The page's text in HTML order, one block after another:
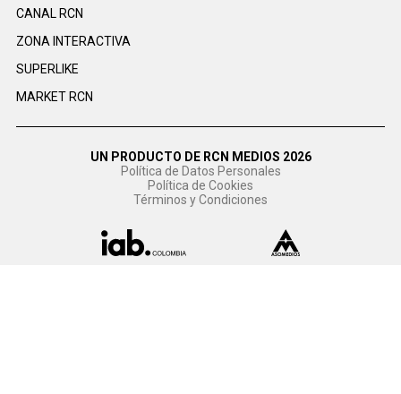
CANAL RCN
ZONA INTERACTIVA
SUPERLIKE
MARKET RCN
UN PRODUCTO DE RCN MEDIOS 2026
Política de Datos Personales
Política de Cookies
Términos y Condiciones